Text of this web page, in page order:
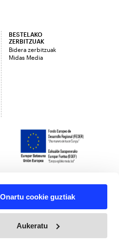
Onartu cookie guztiak
Aukeratu
BESTELAKO
ZERBITZUAK
Bidera zerbitzuak
Midas Media